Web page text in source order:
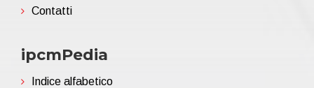
Contatti
ipcmPedia
Indice alfabetico